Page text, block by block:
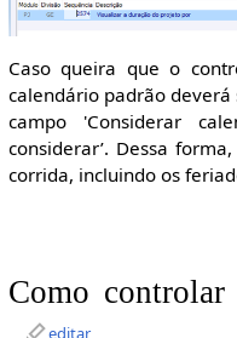
Caso queira que o
calendário padrão
campo 'Considerar
considerar’. Dessa
corrida, incluindo os
Como
editar